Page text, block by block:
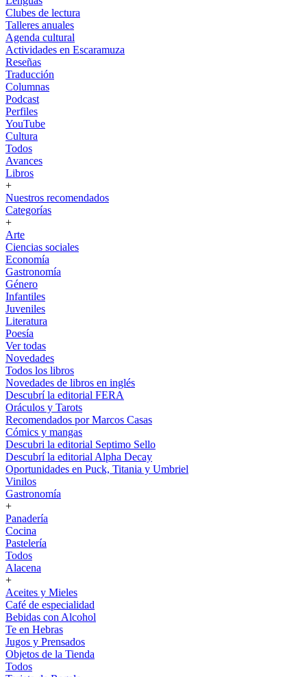
Clubes de lectura
Talleres anuales
Agenda cultural
Actividades en Escaramuza
Reseñas
Traducción
Columnas
Podcast
Perfiles
YouTube
Cultura
Todos
Avances
Libros
+
Nuestros recomendados
Categorías
+
Arte
Ciencias sociales
Economía
Gastronomía
Género
Infantiles
Juveniles
Literatura
Poesía
Ver todas
Novedades
Todos los libros
Novedades de libros en inglés
Descubrí la editorial FERA
Oráculos y Tarots
Recomendados por Marcos Casas
Cómics y mangas
Descubri la editorial Septimo Sello
Descubrí la editorial Alpha Decay
Oportunidades en Puck, Titania y Umbriel
Vinilos
Gastronomía
+
Panadería
Cocina
Pastelería
Todos
Alacena
+
Aceites y Mieles
Café de especialidad
Bebidas con Alcohol
Te en Hebras
Jugos y Prensados
Objetos de la Tienda
Todos